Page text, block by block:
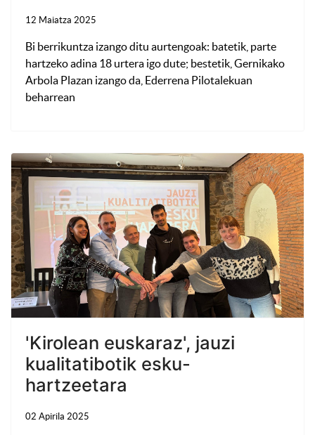
12 Maiatza 2025
Bi berrikuntza izango ditu aurtengoak: batetik, parte
hartzeko adina 18 urtera igo dute; bestetik, Gernikako
Arbola Plazan izango da, Ederrena Pilotalekuan
beharrean
'Kirolean euskaraz', jauzi
kualitatibotik esku-
hartzeetara
02 Apirila 2025